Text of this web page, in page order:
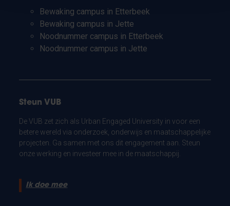
Bewaking campus in Etterbeek
Bewaking campus in Jette
Noodnummer campus in Etterbeek
Noodnummer campus in Jette
Steun VUB
De VUB zet zich als Urban Engaged University in voor een
betere wereld via onderzoek, onderwijs en maatschappelijke
projecten. Ga samen met ons dit engagement aan. Steun
onze werking en investeer mee in de maatschappij.
Ik doe mee